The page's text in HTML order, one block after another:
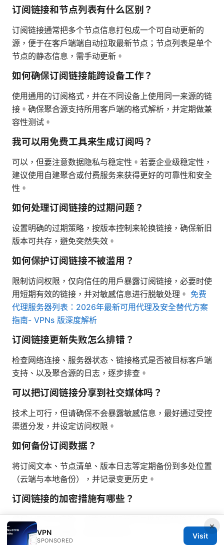
订阅链接和节点列表有什么区别？
订阅链接通常把多个节点信息打包成一个可自动更新的
源，便于在客户端端自动拉取最新节点；节点列表是单个
节点的静态信息，需手动更新。
如何确保订阅链接能跨设备工作？
使用通用的订阅格式，并在不同设备上使用同一来源的链
接。确保聚合源支持所用客户端的格式解析，并定期做兼
容性测试。
我可以用免费工具来生成订阅吗？
可以，但要注意数据隐私与稳定性。若要企业级稳定性，
建议使用自建聚合或付费服务来获得更好的可靠性和安全
性。
如何处理订阅链接的过期问题？
设置明确的过期策略，按版本控制来轮换链接，确保新旧
版本可共存，避免突然失效。
如何保护订阅链接不被滥用？
限制访问权限，仅向信任的用户暴露订阅链接，必要时使
用短期有效的链接，并对敏感信息进行脱敏处理。 免费
代理服务器列表：2026年最新可用代理及安全替代方案
指南- VPNs 版深度解析
订阅链接更新失败怎么排错？
检查网络连接、服务器状态、链接格式是否被目标客户端
支持、以及聚合源的日志，逐步排查。
可以把订阅链接分享到社交媒体吗？
技术上可行，但请确保不会暴露敏感信息，最好通过受控
渠道分发，并设定访问权限。
如何备份订阅数据？
将订阅文本、节点清单、版本日志等定期备份到多处位置
（云端与本地备份），并记录变更历史。
订阅链接的加密措施有哪些？
使用 HTTPS 传输，必要时对订阅文本做加密传输或在聚
合端实现字段脱敏，确保隐私安全。
×
VPN
SPONSORED
Visit